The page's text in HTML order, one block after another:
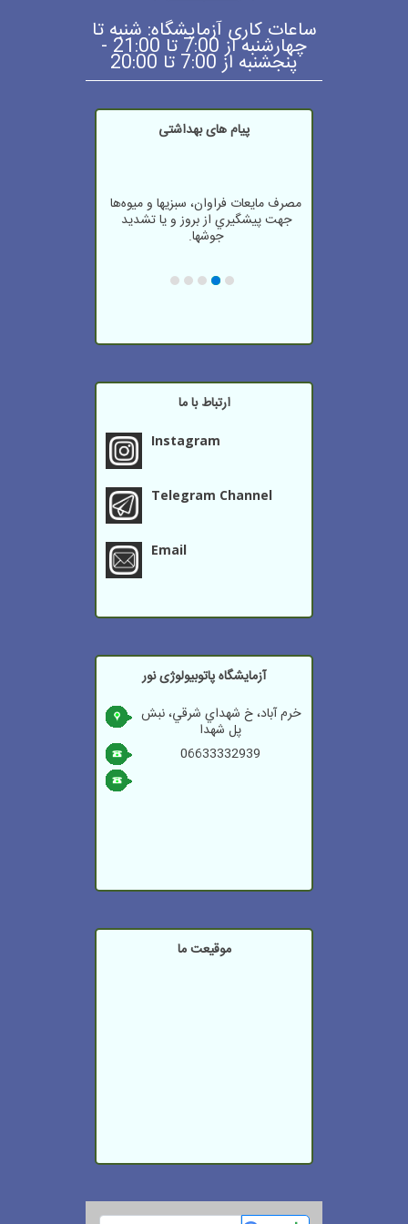
ساعات کاری آزمایشگاه: شنبه تا
چهارشنبه از 7:00 تا 21:00 -
پنجشنبه از 7:00 تا 20:00
پیام های بهداشتی
مصرف مايعات فراوان، سبزيها و ميوه‌ها
جهت پيشگيري از بروز و يا تشديد
جوشها.
كاهش مي‌دهد.
پس از هربار حمام كردن گوشهاي خود را
ارتباط با ما
Instagram
Telegram Channel
Email
آزمایشگاه پاتوبیولوژی نور
خرم آباد، خ شهداي شرقي، نبش
پل شهدا
06633332939
موقیعت ما